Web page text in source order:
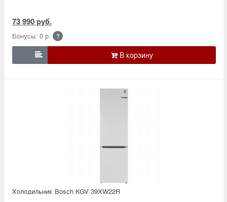
73 990 руб.
Бонусы: 0 р. ?

Холодильник Bosсh KGV 39XW22R